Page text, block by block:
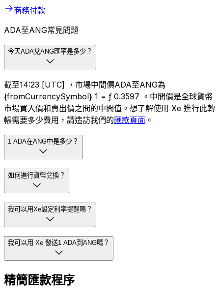
商務付款
ADA至ANG常見問題
今天ADA兌ANG匯率是多少？
截至14:23 [UTC] ，市場中間價ADA至ANG為
{fromCurrencySymbol} 1 = ƒ 0.3597 。中間價是全球貨幣
市場買入價和賣出價之間的中間值。想了解使用 Xe 進行此轉
帳需要多少費用，請造訪我們的匯款頁面 。
1 ADA在ANG中是多少？
如何進行貨幣兌換？
我可以用Xe設定利率提醒嗎？
我可以用 Xe 發送1 ADA到ANG嗎？
精簡匯款程序